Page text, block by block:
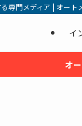
専門メディア | オー
イ
オ